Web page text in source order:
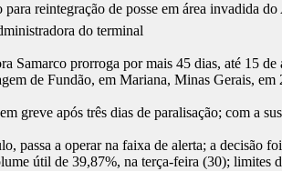
para reintegração de posse em área invadida
do terminal
Samarco prorroga por mais 45 dias, até 15
de Fundão, em Mariana, Minas Gerais,
greve após três dias de paralisação; com a
passa a operar na faixa de alerta; a
útil de 39,87%, na terça-feira (30); limites